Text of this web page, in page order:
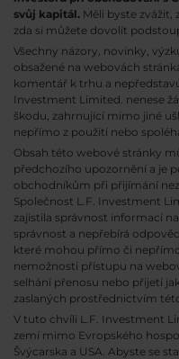
svůj kapitál. Měli byste zvážit,
zda si můžete dovolit
Všechny názory, novinky,
obsažené na webovách
komentář k trhu a
Investment Limited. nenese
škodu, zahrnující mimo jiné
nepřímo z použití nebo
Obsah této webové stránky
předchozího upozornění a je
obchodníkům při přijímání
Společnost L.F. Investment
zajistila správnost informací
správnost a nepřebírá
které mohou přímo či
nemožnosti přístupu na
selhání přenosu nebo přijetí
zaslaných prostřednictvím
V tuto chvíli L.F. Investment
zemí mimo Evropského
Švýcarska a USA. Abyste se